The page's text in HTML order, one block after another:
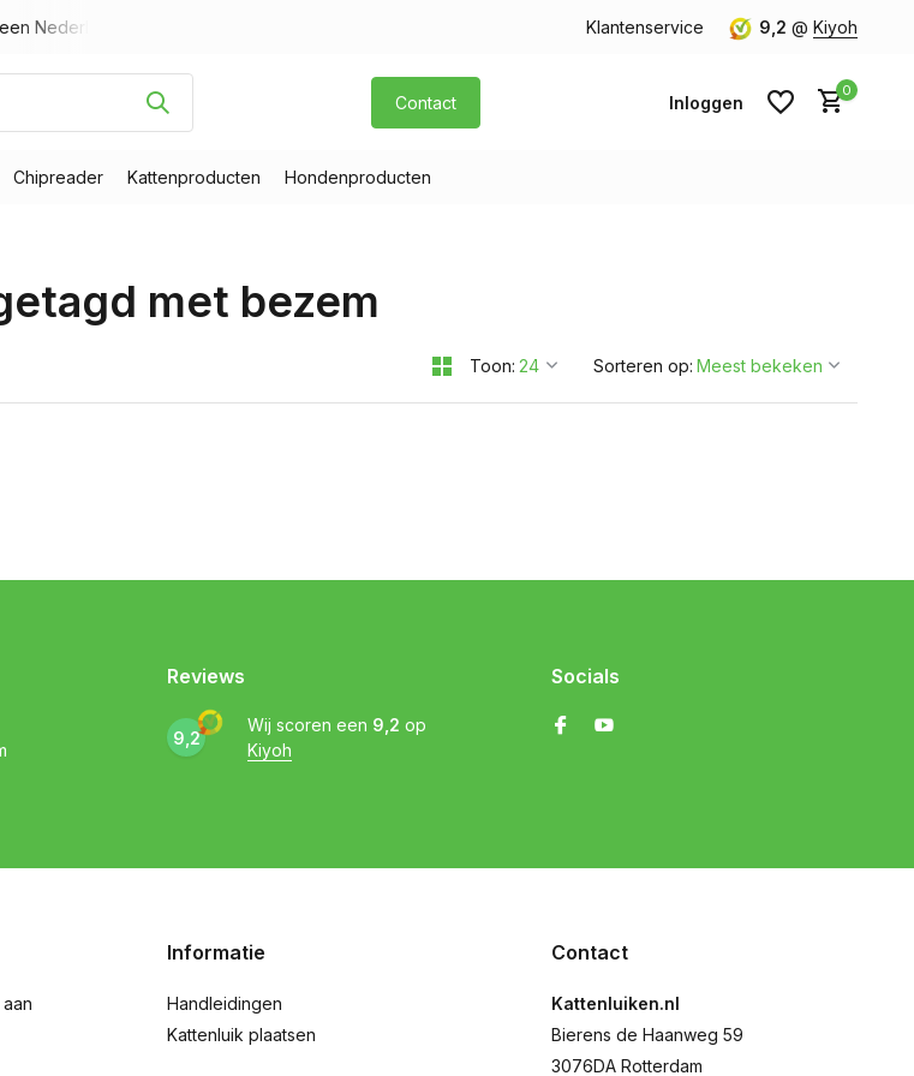
Nederland) Gratis verzending v.a. € 40,- (Alleen Nederland)
Klantenservice 9,2 @ Kiyoh
Contact Inloggen
0
Chipreader Kattenproducten Hondenproducten
met bezem
Toon: Sorteren op:
Reviews
9,2
Wij scoren een 9,2 op
Kiyoh
Socials
Informatie
Handleidingen
Kattenluik plaatsen
Contact
Kattenluiken.nl
Bierens de Haanweg 59
3076DA Rotterdam